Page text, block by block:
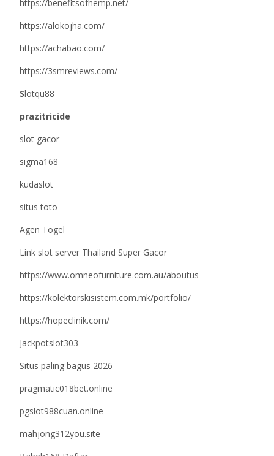
https://benefitsofhemp.net/
https://alokojha.com/
https://achabao.com/
https://3smreviews.com/
Slotqu88
prazitricide
slot gacor
sigma168
kudaslot
situs toto
Agen Togel
Link slot server Thailand Super Gacor
https://www.omneofurniture.com.au/aboutus
https://kolektorskisistem.com.mk/portfolio/
https://hopeclinik.com/
Jackpotslot303
Situs paling bagus 2026
pragmatic018bet.online
pgslot988cuan.online
mahjong312you.site